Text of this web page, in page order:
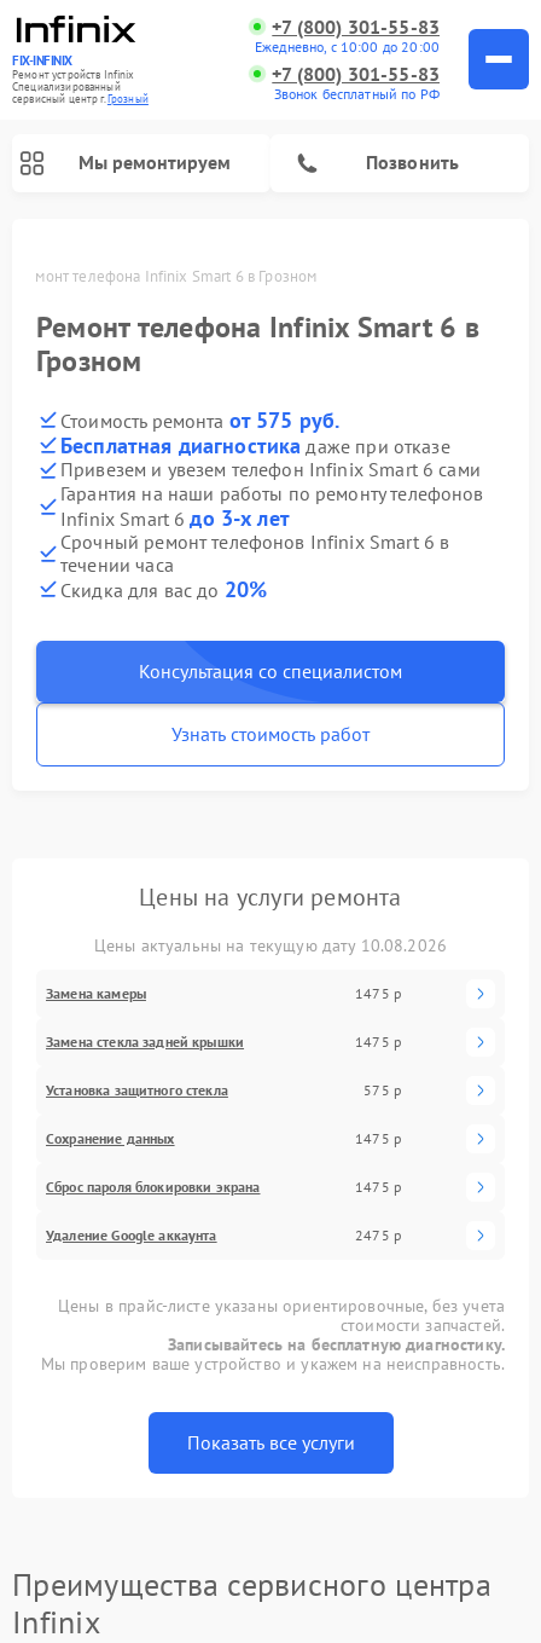
FIX-INFINIX
Ремонт устройств Infinix
Специализированный
cервисный центр г.Грозный
+7 (800) 301-55-83
Ежедневно, с 10:00 до 20:00
+7 (800) 301-55-83
Звонок бесплатный по РФ
Мы ремонтируем Позвонить
Ремонт телефона Infinix Smart 6 в Грозном
Ремонт телефона Infinix Smart 6 в
Грозном
Стоимость ремонта от 575 руб.
Бесплатная диагностика даже при отказе
Привезем и увезем телефон Infinix Smart 6 сами
Гарантия на наши работы по ремонту телефонов
Infinix Smart 6до 3-х лет
Срочный ремонт телефонов Infinix Smart 6 в
течении часа
Скидка для вас до 20%
Консультация со специалистом
Узнать стоимость работ
Цены на услуги ремонта
Цены актуальны на текущую дату 10.08.2026
Замена камеры 1475 р
Замена стекла задней крышки 1475 р
Установка защитного стекла 575 р
Сохранение данных 1475 р
Сброс пароля блокировки экрана 1475 р
Удаление Google аккаунта 2475 р
Цены в прайс-листе указаны ориентировочные, без учета
стоимости запчастей.
Записывайтесь на бесплатную диагностику.
Мы проверим ваше устройство и укажем на неисправность.
Показать все услуги
Преимущества сервисного центра
Infinix